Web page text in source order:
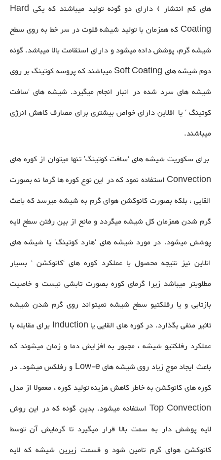
های کم انتشار ) دارای دو گونه تولید میباشند که یکی Hard
Coating که همزمان با تولید شیشه فلوت در سر خط به روی سطح
شیشه گرم، پوشش داده میشود و دارای استقامت بالا میباشد. گونه
دوم شیشه های Soft Coating میباشند که پروسه کوتینگ بر روی
شیشه های سرد شده در انبار انجام میگیرد. شیشه های ‘سافت
کوتینگ ‘ یا افلاین دارای خواص بیشتری برای مصارف کاهش انرژی
میباشند.
برای سکوریت شیشه های ‘سافت کوتینگ’ تنها میتوان از کوره های
Convection استفاده نمود که در این نوع کوره ها گرما نه بصورت
القایی ، بلکه بصورت کانوکشن هوای گرم به شیشه میرسد که باعث
گرم شدن همزمان کل شیشه میگردد و مانع از بین رفتن سطح لایه
پوشش میشود. در مورد شیشه های ‘هارد کوتینگ’ یا شیشه های
انلاین نیز نتیجه محصول با عملکرد کوره های ‘کانوکشن ‘ بسیار
مطلوبتر میباشد زیرا گرمای کوره بصورت تابشی نیست و خاصیت
بازتابی و یا رفلکتیو سطح شیشه نمیتواند روی گرم شدن شیشه
تاثیر منفی بگذارد. در کوره های القایی یا Induction برای مقابله با
عملکرد رفلکتیو شیشه ، مجبور به افزایش دما و زمان میشوند که
باعث ایجاد موج زیاد روی شیشه های Low-e و رفلکس میشود. در
کوره های کانوکشن به خاطر کاهش هزینه تولید کوره ، معمولا از مدل
Top Convection استفاده میشود. بدین گونه که در این روش
لایه پوشش دار به سمت بالا قرار میگیرد تا گرمایش آن توسط
کانوکشن هوای گرم تامین شود و قسمت زیرین شیشه که لایه